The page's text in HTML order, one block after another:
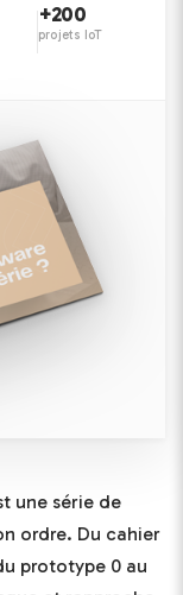
+200
projets IoT
une série de
ordre. Du cahier
prototype 0 au